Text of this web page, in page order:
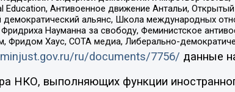
Education, Антивоенное движение Антальи,
демократический альянс, Школа международных
Науманна за свободу, Феминистское
Фридом Хаус, СОТА медиа, Либерально-
ru/documents/7756/ данные
НКО, выполняющих функции